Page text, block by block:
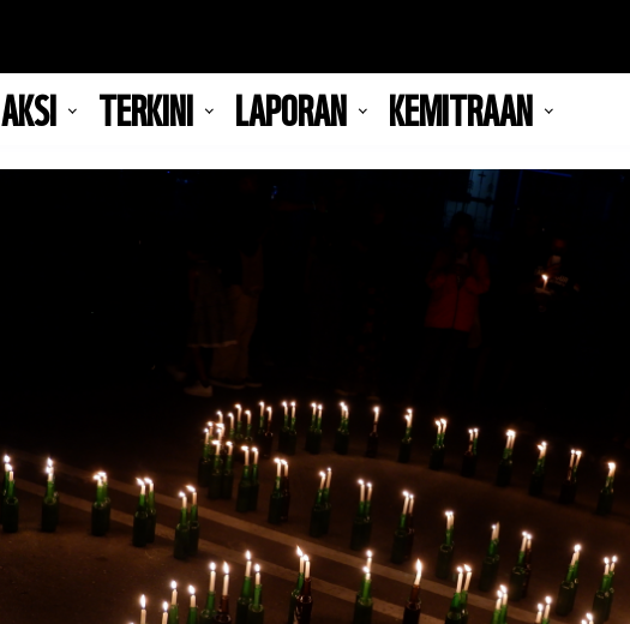
AKSI TERKINI LAPORAN KEMITRAAN